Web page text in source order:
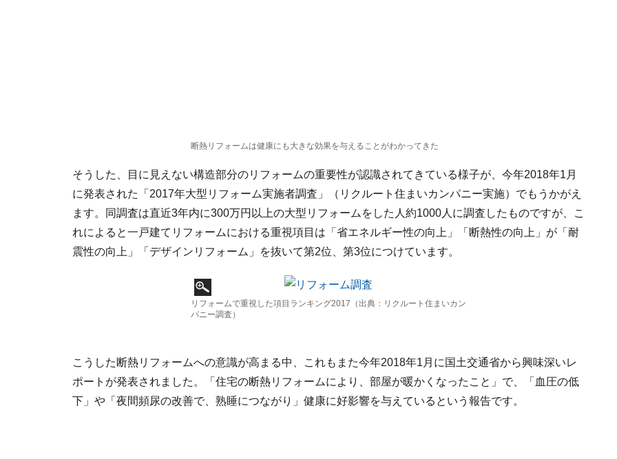
断熱リフォームは健康にも大きな効果を与えることがわかってきた
そうした、目に見えない構造部分のリフォームの重要性が認識されてきている様子が、今年2018年1月
に発表された「2017年大型リフォーム実施者調査」（リクルート住まいカンパニー実施）でもうかがえ
ます。同調査は直近3年内に300万円以上の大型リフォームをした人約1000人に調査したものですが、こ
れによると一戸建てリフォームにおける重視項目は「省エネルギー性の向上」「断熱性の向上」が「耐
震性の向上」「デザインリフォーム」を抜いて第2位、第3位につけています。
リフォームで重視した項目ランキング2017（出典：リクルート住まいカン
パニー調査）
こうした断熱リフォームへの意識が高まる中、これもまた今年2018年1月に国土交通省から興味深いレ
ポートが発表されました。「住宅の断熱リフォームにより、部屋が暖かくなったこと」で、「血圧の低
下」や「夜間頻尿の改善で、熟睡につながり」健康に好影響を与えているという報告です。